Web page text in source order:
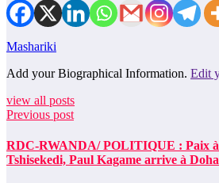
Mashariki
Add your Biographical Information. Edit
view all posts
Previous post
RDC-RWANDA/ POLITIQUE : Paix à
Tshisekedi, Paul Kagame arrive à Doha